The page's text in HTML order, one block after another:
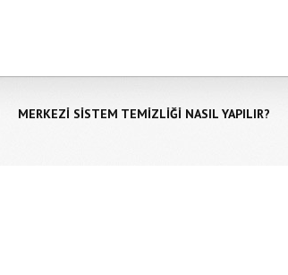
MERKEZI SISTEM TEMIZLIĞI NASIL YAPILIR?